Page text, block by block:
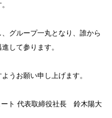
グループ一丸となり、誰から
して参ります。
うお願い申し上げます。
ート 代表取締役社長 鈴木陽大